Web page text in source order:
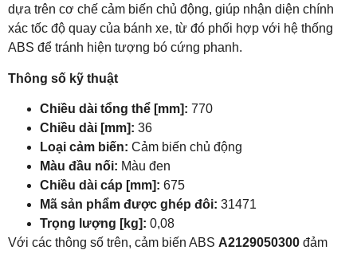
dựa trên cơ chế cảm biến chủ động, giúp nhận diện chính
xác tốc độ quay của bánh xe, từ đó phối hợp với hệ thống
ABS để tránh hiện tượng bó cứng phanh.
Thông số kỹ thuật
Chiều dài tổng thể [mm]: 770
Chiều dài [mm]: 36
Loại cảm biến: Cảm biến chủ động
Màu đầu nối: Màu đen
Chiều dài cáp [mm]: 675
Mã sản phẩm được ghép đôi: 31471
Trọng lượng [kg]: 0,08
Với các thông số trên, cảm biến ABS A2129050300 đảm